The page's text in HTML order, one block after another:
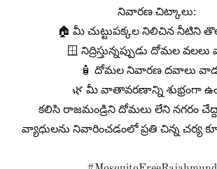
నివారణ చిట్కాలు:
🏠 మీ చుట్టుపక్కల నిలిచిన నీటిని
🪟 నిద్రిస్తున్నప్పుడు దోమల
🧴 దోమల నివారణ దవాలు
🌿 మీ వాతావరణాన్ని శుభ్రంగా
కలిసి రాజమండ్రిని దోమలు లేని నగరం
వ్యాధులను నివారించడంలో ప్రతి చిన్న చర్య